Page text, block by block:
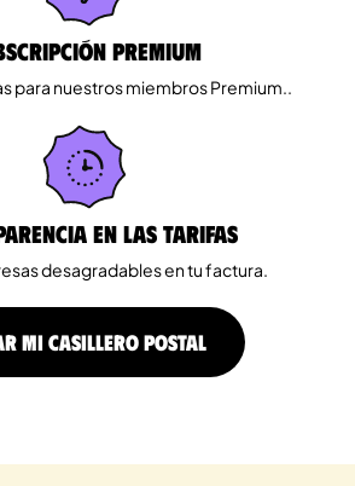
Premium
para nuestros miembros Premium..
en las tarifas
desagradables en tu factura.
MI CASILLERO POSTAL